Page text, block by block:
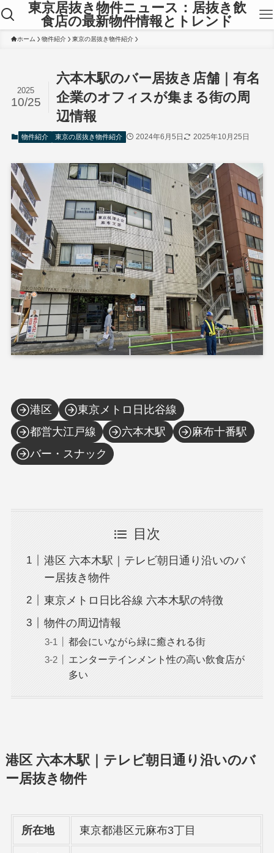
東京居抜き物件ニュース：居抜き飲
食店の最新物件情報とトレンド
ホーム 物件紹介 東京の居抜き物件紹介
六本木駅のバー居抜き店舗｜有名
企業のオフィスが集まる街の周
辺情報
2025
10/25
物件紹介 東京の居抜き物件紹介 2024年6月5日 2025年10月25日
港区
東京メトロ日比谷線
都営大江戸線
六本木駅
麻布十番駅
バー・スナック
目次
港区 六本木駅｜テレビ朝日通り沿いのバ
ー居抜き物件
東京メトロ日比谷線 六本木駅の特徴
物件の周辺情報
都会にいながら緑に癒される街
エンターテインメント性の高い飲食店が
多い
港区 六本木駅｜テレビ朝日通り沿いのバ
ー居抜き物件
所在地 東京都港区元麻布3丁目